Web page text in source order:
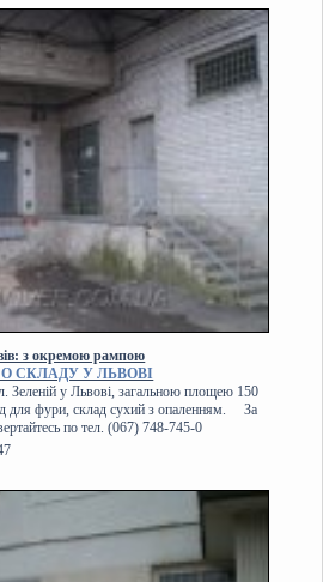
з окремою рампою
СКЛАДУ У ЛЬВОВІ
Зеленій у Львові, загальною площею 150
для фури, склад сухий з опаленням. За
по тел. (067) 748-745-0